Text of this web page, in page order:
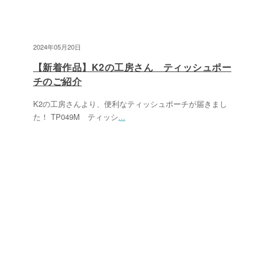
2024年05月20日
【新着作品】K2の工房さん ティッシュポー
チのご紹介
K2の工房さんより、便利なティッシュポーチが届きまし
た！ TP049M ティッシ...